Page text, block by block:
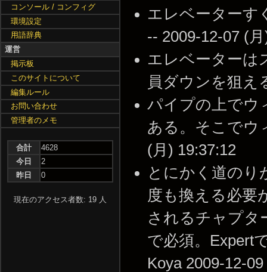
エレベーターす
-- 2009-12-07 (
エレベーターは
員ダウンを狙え
パイプの上でウ
ある。そこでウ
(月) 19:37:12
とにかく道の
度も換える必要
されるチャプタ
で必須。Expert
Koya 2009-12-
コンソール / コンフィグ
環境設定
用語辞典
運営
掲示板
このサイトについて
編集ルール
お問い合わせ
管理者のメモ
合計
4628
今日
2
昨日
0
現在のアクセス者数: 19 人